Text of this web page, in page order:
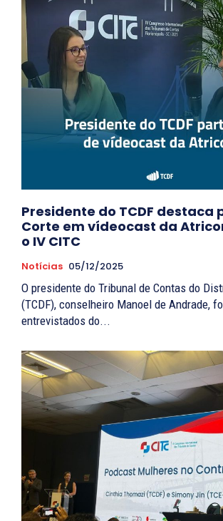
Presidente do TCDF destaca
Corte em vídeocast da
o IV CITC
Notícias 05/12/2025
O presidente do Tribunal de Contas do
(TCDF), conselheiro Manoel de Andrade,
entrevistados do...